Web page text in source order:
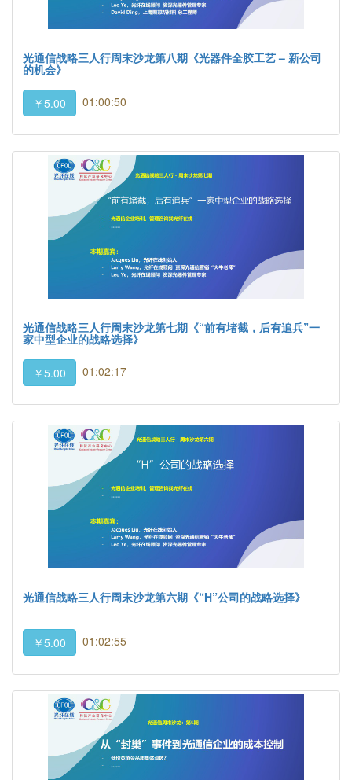
光通信战略三人行周末沙龙第八期《光器件全胶工艺 – 新公司
的机会》
￥5.00 01:00:50
光通信战略三人行周末沙龙第七期《“前有堵截，后有追兵”一
家中型企业的战略选择》
￥5.00 01:02:17
光通信战略三人行周末沙龙第六期《“H”公司的战略选择》
￥5.00 01:02:55